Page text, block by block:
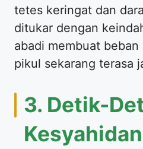
tetes keringat dan
ditukar dengan
abadi membuat
pikul sekarang terasa
​3. Detik-